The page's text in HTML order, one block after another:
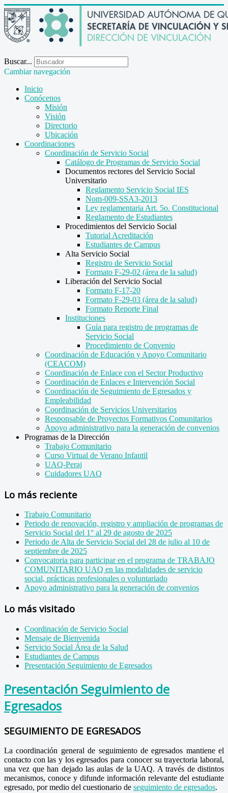
Buscar...
Cambiar navegación
Inicio
Conócenos
Misión
Visión
Directorio
Ubicación
Coordinaciones
Coordinación de Servicio Social
Catálogo de Programas de Servicio Social
Documentos rectores del Servicio Social
Universitario
Reglamento Servicio Social IES
Nom-009-SSA3-2013
Ley reglamentaria Art. 5o. Constitucional
Reglamento de Estudiantes
Procedimientos del Servicio Social
Tutorial Acreditación
Estudiantes de Campus
Alta Servicio Social
Registro de Servicio Social
Formato F-29-02 (área de la salud)
Liberación del Servicio Social
Formato F-17-20
Formato F-29-03 (área de la salud)
Formato Reporte Final
Instituciones
Guía para registro de programas de
Servicio Social
Procedimiento de Convenio
Coordinación de Educación y Apoyo Comunitario
(CEACOM)
Coordinación de Enlace con el Sector Productivo
Coordinación de Enlaces e Intervención Social
Coordinación de Seguimiento de Egresados y
Empleabilidad
Coordinación de Servicios Universitarios
Responsable de Proyectos Formativos Comunitarios
Apoyo administrativo para la generación de convenios
Programas de la Dirección
Trabajo Comunitario
Curso Virtual de Verano Infantil
UAQ-Peraj
Cuidadores UAQ
Lo más reciente
Trabajo Comunitario
Periodo de renovación, registro y ampliación de programas de
Servicio Social del 1° al 29 de agosto de 2025
Periodo de Alta de Servicio Social del 28 de julio al 10 de
septiembre de 2025
Convocatoria para participar en el programa de TRABAJO
COMUNITARIO UAQ en las modalidades de servicio
social, prácticas profesionales o voluntariado
Apoyo administrativo para la generación de convenios
Lo más visitado
Coordinación de Servicio Social
Mensaje de Bienvenida
Servicio Social Área de la Salud
Estudiantes de Campus
Presentación Seguimiento de Egresados
Presentación Seguimiento de
Egresados
SEGUIMIENTO DE EGRESADOS
La coordinación general de seguimiento de egresados mantiene el
contacto con las y los egresados para conocer su trayectoria laboral,
una vez que han dejado las aulas de la UAQ. A través de distintos
mecanismos, conoce y difunde información relevante del estudiante
egresado, por medio del cuestionario de seguimiento de egresados.